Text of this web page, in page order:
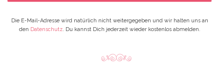
Die E-Mail-Adresse wird natürlich nicht weitergegeben und wir halten uns an
den Datenschutz. Du kannst Dich jederzeit wieder kostenlos abmelden.